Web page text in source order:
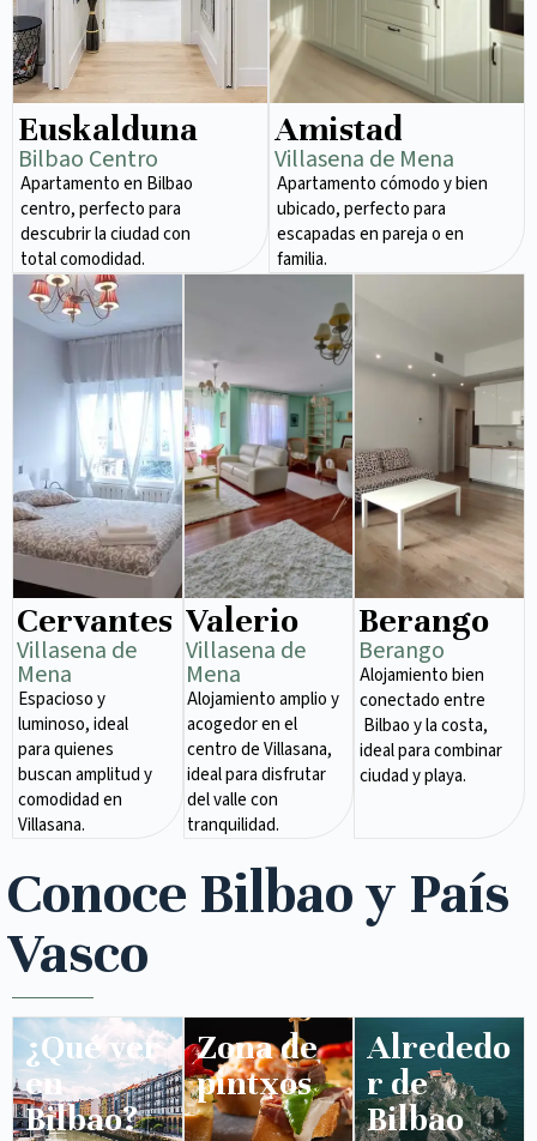
Euskalduna
Bilbao Centro
Apartamento en Bilbao
centro, perfecto para
descubrir la ciudad con
total comodidad.
Amistad
Villasena de Mena
Apartamento cómodo y bien
ubicado, perfecto para
escapadas en pareja o en
familia.
Cervantes
Villasena de
Mena​
Espacioso y
luminoso, ideal
para quienes
buscan amplitud y
comodidad en
Villasana.
Valerio
Villasena de
Mena​
Alojamiento amplio y
acogedor en el
centro de Villasana,
ideal para disfrutar
del valle con
tranquilidad.
Berango
Berango
Alojamiento bien
conectado entre
Bilbao y la costa,
ideal para combinar
ciudad y playa.
Conoce Bilbao y País
Vasco
¿Qué ver
en
Bilbao?
Zona de
pintxos​
Alrededo
r de
Bilbao